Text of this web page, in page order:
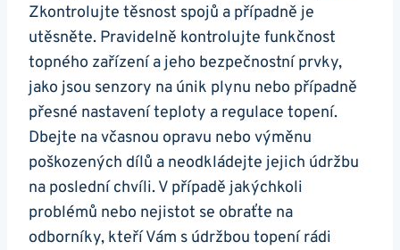
Zkontrolujte těsnost spojů a případně je
utěsněte. Pravidelně kontrolujte funkčnost
topného zařízení a jeho bezpečnostní prvky,
jako jsou senzory na únik plynu nebo případně
přesné nastavení teploty a regulace topení.
Dbejte na včasnou opravu nebo výměnu
poškozených dílů a neodkládejte jejich údržbu
na poslední chvíli. V případě jakýchkoli
problémů nebo nejistot se obraťte na
odborníky, kteří Vám s údržbou topení rádi